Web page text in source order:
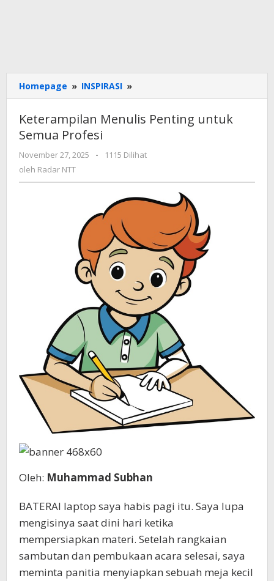
Homepage » INSPIRASI »
Menulis
untuk
Profesi
Keterampilan Menulis Penting untuk
Semua Profesi
November 27, 2025
oleh
-
1115 Dilihat
oleh Radar NTT
Oleh: Muhammad Subhan
BATERAI laptop saya habis pagi itu. Saya lupa
mengisinya saat dini hari ketika
mempersiapkan materi. Setelah rangkaian
sambutan dan pembukaan acara selesai, saya
meminta panitia menyiapkan sebuah meja kecil